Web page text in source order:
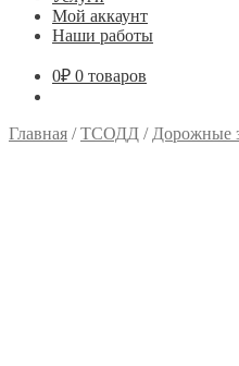
Мой аккаунт
Наши работы
0₽ 0 товаров
Главная /ТСОДД / Дорожные